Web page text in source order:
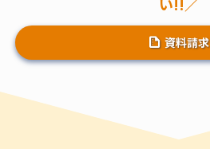
資料請求